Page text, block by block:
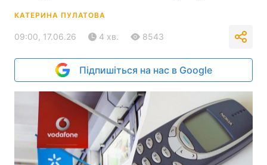
КАТЕРИНА ПУЛАТОВА
09:00, 17.06.26 4 хв. 8543
Підпишіться на нас в Google